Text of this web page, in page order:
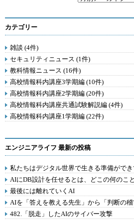
カテゴリー
雑談 (4件)
セキュリティニュース (1件)
教科情報ニュース (16件)
高校情報科内講座3学期編 (10件)
高校情報科内講座2学期編 (20件)
高校情報科内講座共通試験解説編 (4件)
高校情報科内講座1学期編 (22件)
エンジニアライフ 最新の投稿
私たちはデジタル世界で生きる準備ができ
AIにDB設計を任せるとは、どこの何のこ
最後には離れていくAI
AIを「答えを教える先生」から「判断の
482.「脱走」したAIのサイバー攻撃